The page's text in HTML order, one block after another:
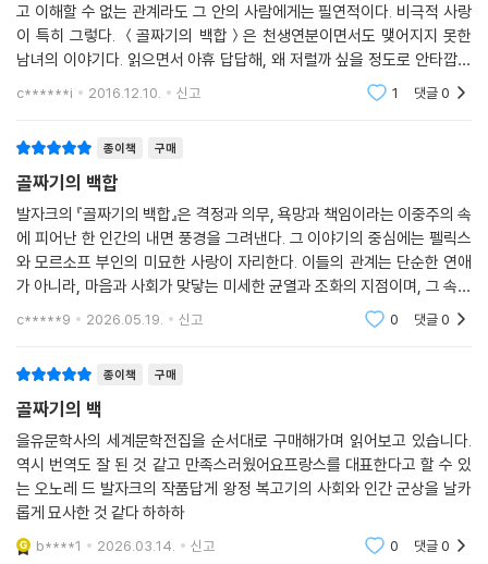
고 이해할 수 없는 관계라도 그 안의 사람에게는 필연적이다. 비극적 사랑
이 특히 그렇다. ＜골짜기의 백합＞은 천생연분이면서도 맺어지지 못한
남녀의 이야기다. 읽으면서 아휴 답답해, 왜 저럴까 싶을 정도로 안타깝지
만 그 안에서는 달리 방법이 없다. 주인공 펠릭스는 기숙사 학교에서 어린
c******i 2016.12.10. 신고 1 댓글0
종이책 구매
골짜기의 백합
발자크의 『골짜기의 백합』은 격정과 의무, 욕망과 책임이라는 이중주의 속
에 피어난 한 인간의 내면 풍경을 그려낸다. 그 이야기의 중심에는 펠릭스
와 모르소프 부인의 미묘한 사랑이 자리한다. 이들의 관계는 단순한 연애
가 아니라, 마음과 사회가 맞닿는 미세한 균열과 조화의 지점이며, 그 속에
서 한 인간의 성장이라는 숙제가 조용히 펼쳐진다.작품은 시대적 배경의
c*****9 2026.05.19. 신고 0 댓글0
종이책 구매
골짜기의 백
을유문학사의 세계문학전집을 순서대로 구매해가며 읽어보고 있습니다.
역시 번역도 잘 된 것 같고 만족스러웠어요프랑스를 대표한다고 할 수 있
는 오노레 드 발자크의 작품답게 왕정 복고기의 사회와 인간 군상을 날카
롭게 묘사한 것 같다 하하하
b****1 2026.03.14. 신고 0 댓글0